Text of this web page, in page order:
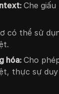
Che
có thể sử
hóa: Cho
thực sự